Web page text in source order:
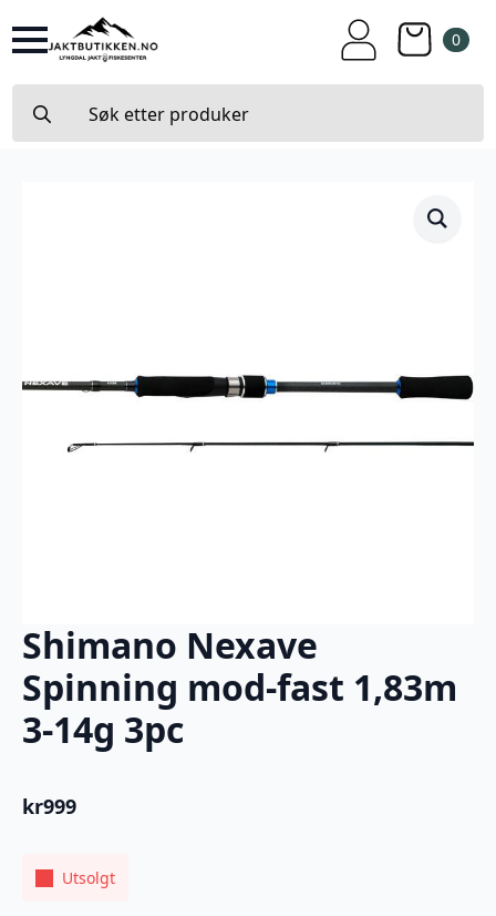
0
for:
Shimano Nexave
Spinning mod-fast 1,83m
3-14g 3pc
kr999
Utsolgt